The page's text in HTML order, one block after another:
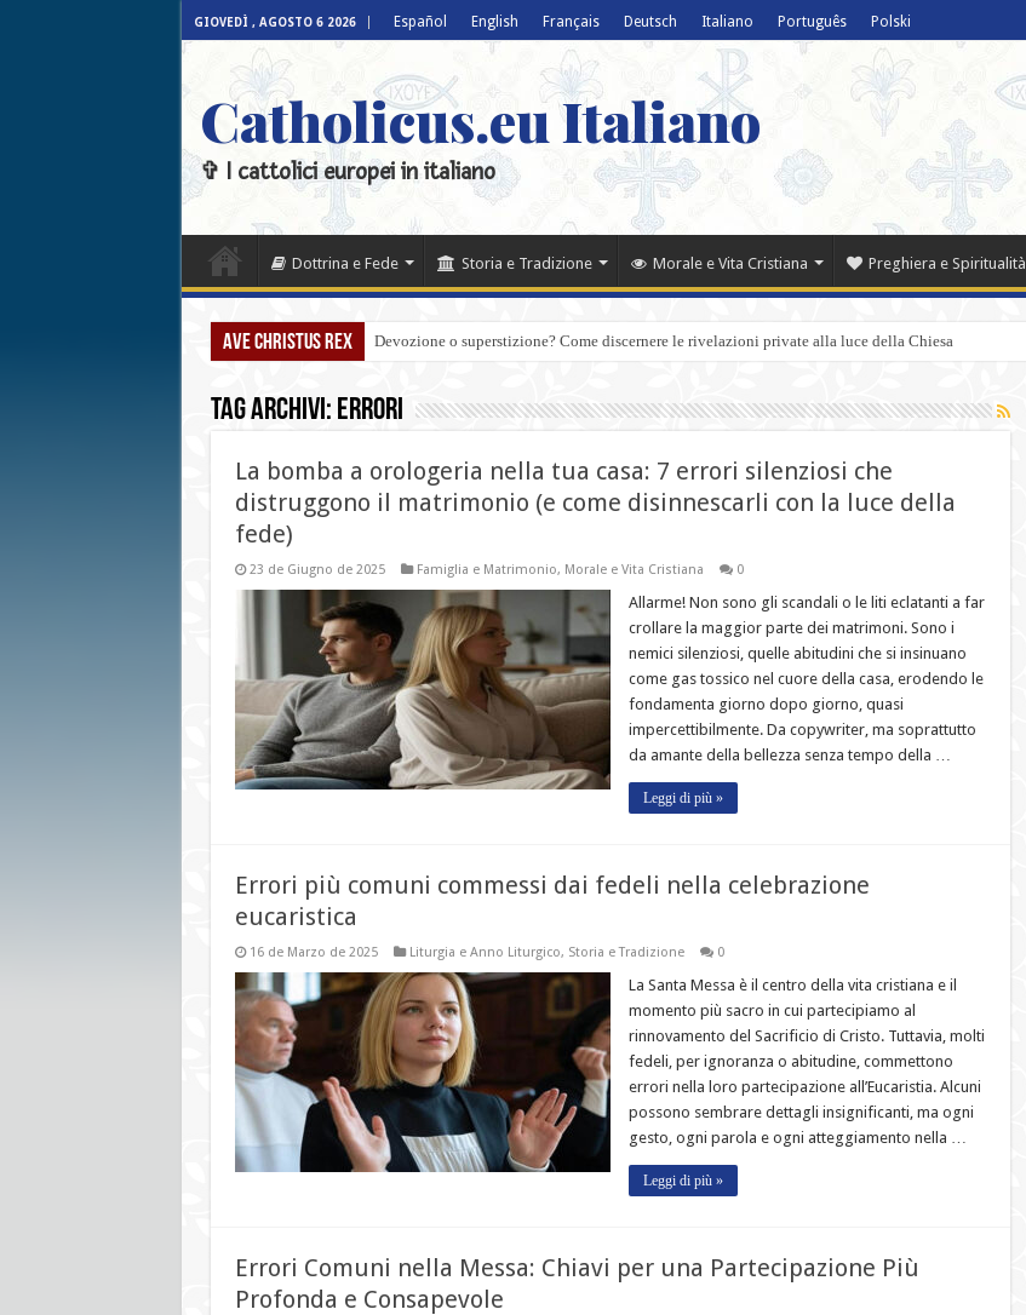
GIOVEDÌ , AGOSTO 6 2026 Español English Français Deutsch Italiano Português Polski
Catholicus.eu Italiano
✞ I cattolici europei in italiano
Dottrina e Fede Storia e Tradizione Morale e Vita Cristiana Preghiera e Spiritualità
Ave Christus Rex Devozione o superstizione? Come discernere le rivelazioni private alla luce della Chiesa
Tag Archivi: Errori
La bomba a orologeria nella tua casa: 7 errori silenziosi che
distruggono il matrimonio (e come disinnescarli con la luce della
fede)
23 de Giugno de 2025 Famiglia e Matrimonio, Morale e Vita Cristiana 0
Allarme! Non sono gli scandali o le liti eclatanti a far
crollare la maggior parte dei matrimoni. Sono i
nemici silenziosi, quelle abitudini che si insinuano
come gas tossico nel cuore della casa, erodendo le
fondamenta giorno dopo giorno, quasi
impercettibilmente. Da copywriter, ma soprattutto
da amante della bellezza senza tempo della …
Leggi di più »
Errori più comuni commessi dai fedeli nella celebrazione
eucaristica
16 de Marzo de 2025 Liturgia e Anno Liturgico, Storia e Tradizione 0
La Santa Messa è il centro della vita cristiana e il
momento più sacro in cui partecipiamo al
rinnovamento del Sacrificio di Cristo. Tuttavia, molti
fedeli, per ignoranza o abitudine, commettono
errori nella loro partecipazione all’Eucaristia. Alcuni
possono sembrare dettagli insignificanti, ma ogni
gesto, ogni parola e ogni atteggiamento nella …
Leggi di più »
Errori Comuni nella Messa: Chiavi per una Partecipazione Più
Profonda e Consapevole